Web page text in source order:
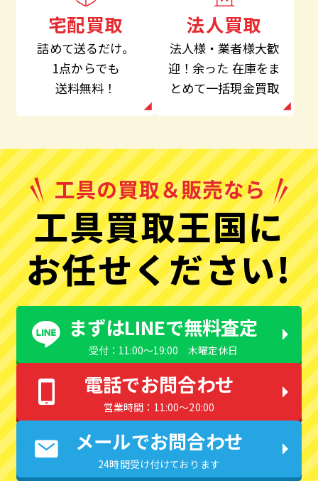
宅配買取
詰めて送るだけ。
1点からでも
送料無料！
法人買取
法人様・業者様大歓
迎！余った 在庫をま
とめて一括現金買取
工具買取王国に
お任せください!
まずはLINEで無料査定
受付：11:00〜19:00 木曜定休日
電話でお問合わせ
営業時間：11:00〜20:00
メールでお問合わせ
24時間受け付けております